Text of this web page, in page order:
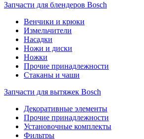
Запчасти для блендеров Bosch
Венчики и крюки
Измельчители
Насадки
Ножи и диски
Ножки
Прочие принадлежности
Стаканы и чаши
Запчасти для вытяжек Bosch
Декоративные элементы
Прочие принадлежности
Установочные комплекты
Фильтры